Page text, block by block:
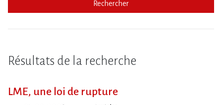
Rechercher
Résultats de la recherche
LME, une loi de rupture